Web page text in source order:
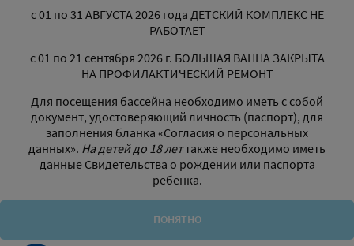
с 01 по 31 АВГУСТА 2026 года ДЕТСКИЙ КОМПЛЕКС НЕ
РАБОТАЕТ
с 01 по 21 сентября 2026 г. БОЛЬШАЯ ВАННА ЗАКРЫТА
НА ПРОФИЛАКТИЧЕСКИЙ РЕМОНТ
Для посещения бассейна необходимо иметь с собой
документ, удостоверяющий личность (паспорт), для
заполнения бланка «Согласия о персональных
данных». На детей до 18 леттакже необходимо иметь
данные Свидетельства о рождении или паспорта
ребенка.
ПОНЯТНО